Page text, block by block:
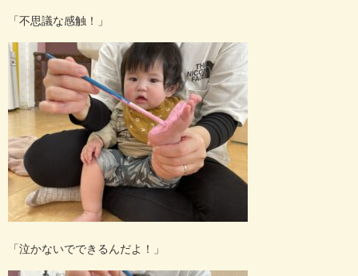
「不思議な感触！」
「泣かないでできるんだよ！」